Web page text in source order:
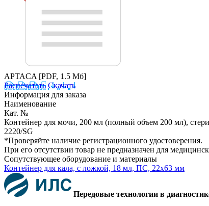
APTACA [PDF, 1.5 Мб]
Распечатать Скачать
Информация для заказа
Наименование
Кат. №
Контейнер для мочи, 200 мл (полный объем 200 мл),
2220/SG
*Проверяйте наличие регистрационного удостоверения.
При его отсутствии товар не предназначен для
Сопутствующее оборудование и материалы
Контейнер для кала, с ложкой, 18 мл, ПС, 22х63 мм
Передовые технологии в